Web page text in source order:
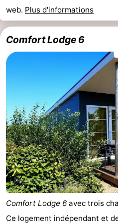
Monuments
-
Points
de
Attractions
de
jeux
Aires
de
jeux
intérieures
-
Parcours
de
mini-
golf
Centres
de
bien-
être
Villages
&
villes
Nature
Sports
web. Plus d'informations
Comfort Lodge 6
Comfort Lodge 6 avec trois
Ce logement indépendant et